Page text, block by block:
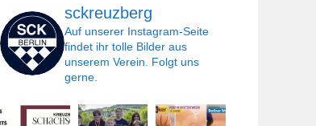
sckreuzberg
Auf unserer Instagram-Seite
findet ihr tolle Bilder aus
unserem Verein. Folgt uns
gerne.